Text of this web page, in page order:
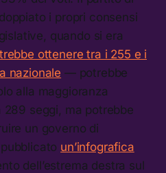
i propri consensi
quando si era
ottenere tra i 255 e i
nazionale — potrebbe
alla maggioranza
seggi, ma potrebbe
un governo di
un’infografica
dell’estrema destra sul